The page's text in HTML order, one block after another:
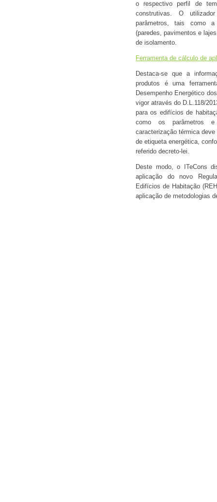
o respectivo perfil de
construtivas. O
parâmetros, tais como a
(paredes, pavimentos e
de isolamento.
Ferramenta de cálculo de
Destaca-se que a
produtos é uma
Desempenho Energético
vigor através do D.L.118/
para os edifícios de
como os parâmetros e
caracterização térmica
de etiqueta energética,
referido decreto-lei.
Deste modo, o ITeCons
aplicação do novo
Edifícios de Habitação
aplicação de metodologias